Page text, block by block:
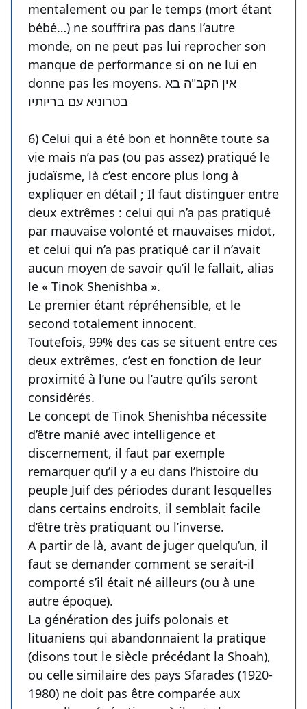
mentalement ou par le temps (mort étant
bébé…) ne souffrira pas dans l’autre
monde, on ne peut pas lui reprocher son
manque de performance si on ne lui en
donne pas les moyens. אין הקב"ה בא
בטרוניא עם בריותיו
6) Celui qui a été bon et honnête toute sa
vie mais n’a pas (ou pas assez) pratiqué le
judaïsme, là c’est encore plus long à
expliquer en détail ; Il faut distinguer entre
deux extrêmes : celui qui n’a pas pratiqué
par mauvaise volonté et mauvaises midot,
et celui qui n’a pas pratiqué car il n’avait
aucun moyen de savoir qu’il le fallait, alias
le « Tinok Shenishba ».
Le premier étant répréhensible, et le
second totalement innocent.
Toutefois, 99% des cas se situent entre ces
deux extrêmes, c’est en fonction de leur
proximité à l’une ou l’autre qu’ils seront
considérés.
Le concept de Tinok Shenishba nécessite
d’être manié avec intelligence et
discernement, il faut par exemple
remarquer qu’il y a eu dans l’histoire du
peuple Juif des périodes durant lesquelles
dans certains endroits, il semblait facile
d’être très pratiquant ou l’inverse.
A partir de là, avant de juger quelqu’un, il
faut se demander comment se serait-il
comporté s’il était né ailleurs (ou à une
autre époque).
La génération des juifs polonais et
lituaniens qui abandonnaient la pratique
(disons tout le siècle précédant la Shoah),
ou celle similaire des pays Sfarades (1920-
1980) ne doit pas être comparée aux